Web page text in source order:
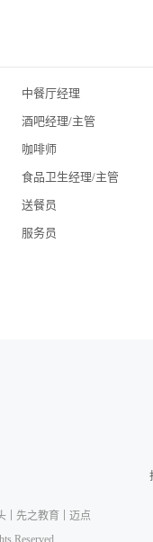
中餐厅经理
酒吧经理/主管
咖啡师
食品卫生经理/主管
送餐员
服务员
先之教育
迈点
Reserved
中国大陆
中国香港